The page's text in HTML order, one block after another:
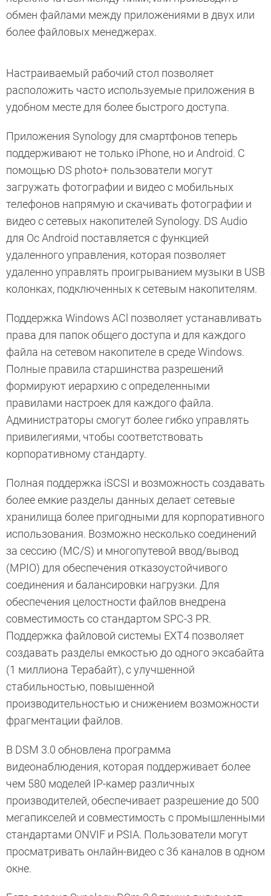
обмен файлами между приложениями в двух или
более файловых менеджерах.
Настраиваемый рабочий стол позволяет
расположить часто используемые приложения в
удобном месте для более быстрого доступа.
Приложения Synology для смартфонов теперь
поддерживают не только iPhone, но и Android. С
помощью DS photo+ пользователи могут
загружать фотографии и видео с мобильных
телефонов напрямую и скачивать фотографии и
видео с сетевых накопителей Synology. DS Audio
для Ос Android поставляется с функцией
удаленного управления, которая позволяет
удаленно управлять проигрыванием музыки в USB
колонках, подключенных к сетевым накопителям.
Поддержка Windows ACl позволяет устанавливать
права для папок общего доступа и для каждого
файла на сетевом накопителе в среде Windows.
Полные правила старшинства разрешений
формируют иерархию с определенными
правилами настроек для каждого файла.
Администраторы смогут более гибко управлять
привилегиями, чтобы соответствовать
корпоративному стандарту.
Полная поддержка iSCSI и возможность создавать
более емкие разделы данных делает сетевые
хранилища более пригодными для корпоративного
использования. Возможно несколько соединений
за сессию (MC/S) и многопутевой ввод/вывод
(MPIO) для обеспечения отказоустойчивого
соединения и балансировки нагрузки. Для
обеспечения целостности файлов внедрена
совместимость со стандартом SPC-3 PR.
Поддержка файловой системы EXT4 позволяет
создавать разделы емкостью до одного эксабайта
(1 миллиона Терабайт), с улучшенной
стабильностью, повышенной
производительностью и снижением возможности
фрагментации файлов.
В DSM 3.0 обновлена программа
видеонаблюдения, которая поддерживает более
чем 580 моделей IP-камер различных
производителей, обеспечивает разрешение до 500
мегапикселей и совместимость с промышленными
стандартами ONVIF и PSIA. Пользователи могут
просматривать онлайн-видео с 36 каналов в одном
окне.